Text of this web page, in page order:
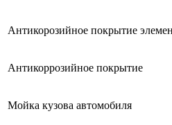
Антикорозийное покрытие
Антикоррозийное покрытие
Мойка кузова автомобиля